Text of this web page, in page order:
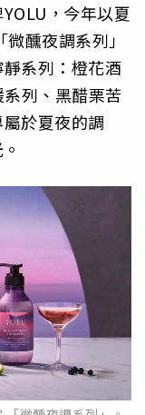
，今年以夏
醺夜調系列」
系列：橙花酒
列、黑醋栗苦
於夏夜的調